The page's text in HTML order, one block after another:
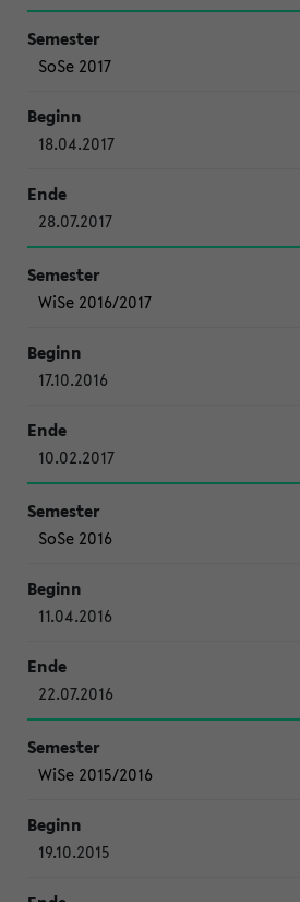
SoSe 2017
18.04.2017
28.07.2017
WiSe 2016/2017
17.10.2016
10.02.2017
SoSe 2016
11.04.2016
22.07.2016
WiSe 2015/2016
19.10.2015